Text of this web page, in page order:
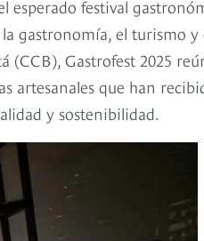
esperado festival
gastronomía, el turismo y
Gastrofest 2025
artesanales que han
y sostenibilidad.